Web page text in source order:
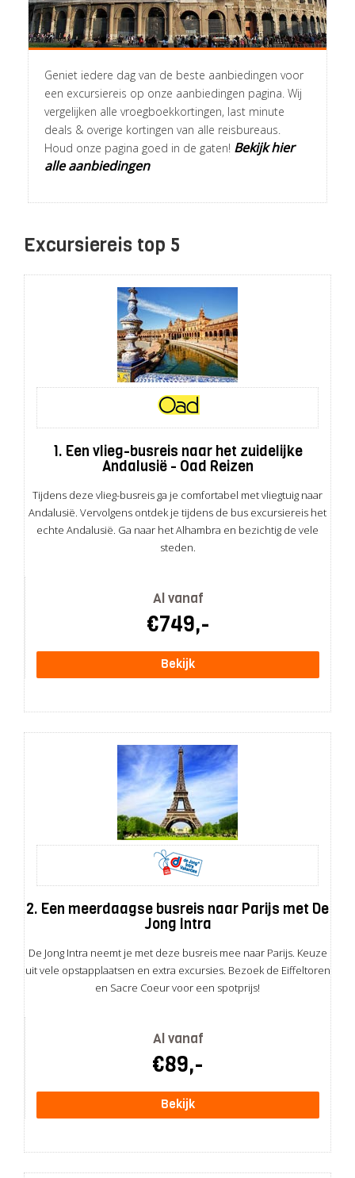
Geniet iedere dag van de beste aanbiedingen voor
een excursiereis op onze aanbiedingen pagina. Wij
vergelijken alle vroegboekkortingen, last minute
deals & overige kortingen van alle reisbureaus.
Houd onze pagina goed in de gaten! Bekijk hier
alle aanbiedingen
Excursiereis top 5
1. Een vlieg-busreis naar het zuidelijke
Andalusië - Oad Reizen
Tijdens deze vlieg-busreis ga je comfortabel met vliegtuig naar
Andalusië. Vervolgens ontdek je tijdens de bus excursiereis het
echte Andalusië. Ga naar het Alhambra en bezichtig de vele
steden.
Al vanaf
€749,-
Bekijk
2. Een meerdaagse busreis naar Parijs met De
Jong Intra
De Jong Intra neemt je met deze busreis mee naar Parijs. Keuze
uit vele opstapplaatsen en extra excursies. Bezoek de Eiffeltoren
en Sacre Coeur voor een spotprijs!
Al vanaf
€89,-
Bekijk